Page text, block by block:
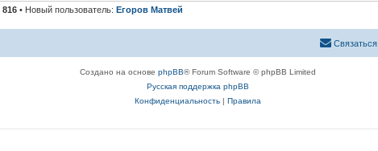
816 • Новый пользователь: Егоров Матвей
Создано на основе phpBB® Forum Software © phpBB Limited
Русская поддержка phpBB
Конфиденциальность| Правила